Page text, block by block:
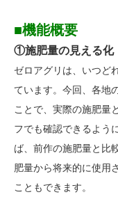
■機能概要
①施肥量の見える化
ゼロアグリは、いつど
ています。今回、各地
ことで、実際の施肥量
フでも確認できるよう
ば、前作の施肥量と比
肥量から将来的に使用
こともできます。